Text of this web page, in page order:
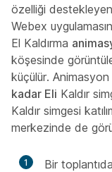
özelliği
Webex
El Kaldırma
köşesinde
küçülür.
kadar Eli Kaldır
Kaldır simgesi
merkezinde de
1 Bir